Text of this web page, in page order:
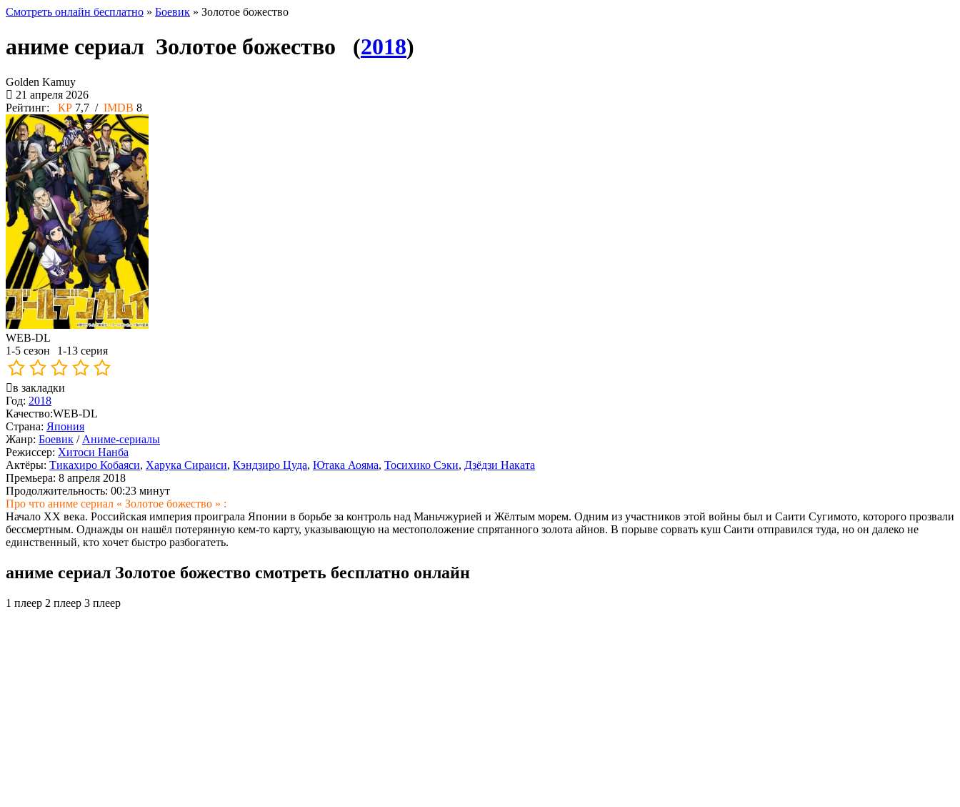
Смотреть онлайн бесплатно » Боевик » Золотое божество
аниме сериал Золотое божество (2018)
Golden Kamuy
21 апреля 2026
Рейтинг: КР 7,7 / IMDB 8
WEB-DL
1-5 сезон
1-13 серия
в закладки
Год: 2018
Качество:WEB-DL
Страна: Япония
Жанр: Боевик / Аниме-сериалы
Режиссер: Хитоси Нанба
Актёры: Тикахиро Кобаяси, Харука Сираиси, Кэндзиро Цуда, Ютака Аояма, Тосихико Сэки, Дзёдзи Наката
Премьера: 8 апреля 2018
Продолжительность: 00:23 минут
Про что аниме сериал « Золотое божество » :
Начало XX века. Российская империя проиграла Японии в борьбе за контроль над Маньчжурией и Жёлтым морем. Одним из участников этой войны был и Саити Сугимото, которого прозвали
бессмертным. Однажды он нашёл потерянную кем-то карту, указывающую на местоположение спрятанного золота айнов. B порыве сорвать куш Саити отправился туда, но он далеко не
единственный, кто хочет быстро разбогатеть.
аниме сериал Золотое божество смотреть бесплатно онлайн
1 плеер 2 плеер 3 плеер